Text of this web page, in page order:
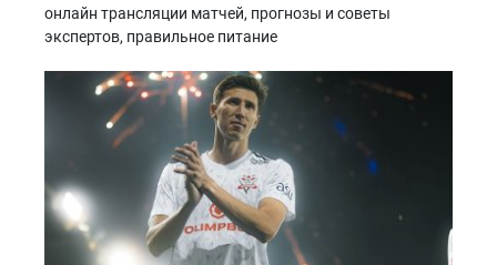
онлайн трансляции матчей, прогнозы и советы
экспертов, правильное питание